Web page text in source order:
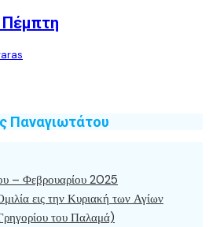
Πέμπτη
Παναγιωτάτου
– Φεβρουαρίου 2025
εις την Κυριακή των Αγίων
του Παλαμά)